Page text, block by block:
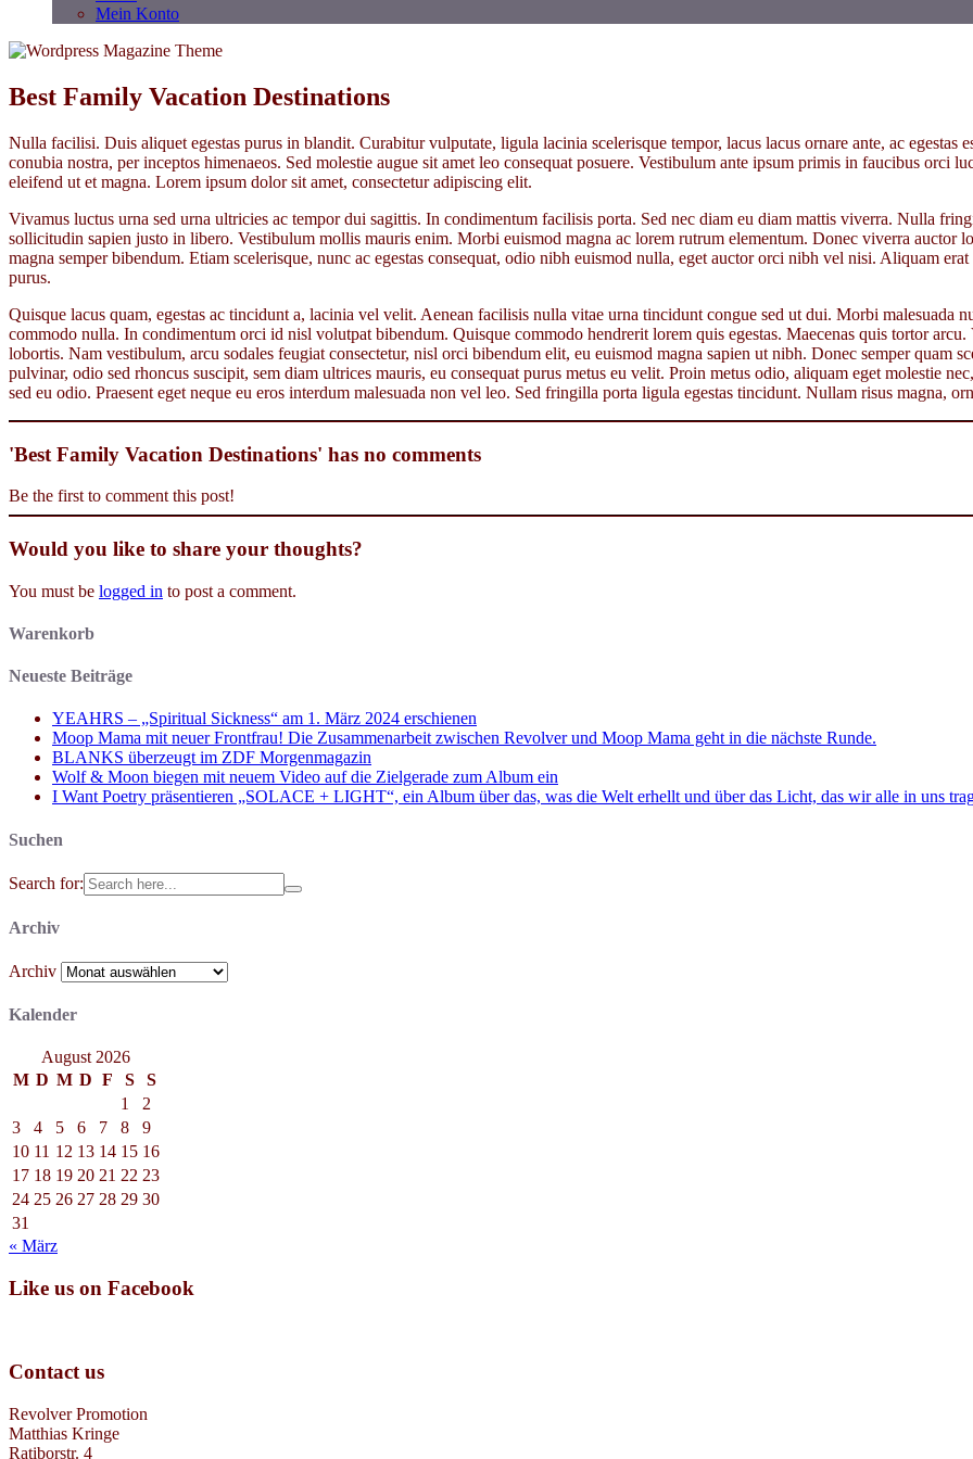
Mein Konto
Best Family Vacation Destinations
Nulla facilisi. Duis aliquet egestas purus in blandit. Curabitur vulputate, ligula lacinia scelerisque tempor, lacus lacus ornare ante, ac egestas
conubia nostra, per inceptos himenaeos. Sed molestie augue sit amet leo consequat posuere. Vestibulum ante ipsum primis in faucibus orci
eleifend ut et magna. Lorem ipsum dolor sit amet, consectetur adipiscing elit.
Vivamus luctus urna sed urna ultricies ac tempor dui sagittis. In condimentum facilisis porta. Sed nec diam eu diam mattis viverra. Nulla
sollicitudin sapien justo in libero. Vestibulum mollis mauris enim. Morbi euismod magna ac lorem rutrum elementum. Donec viverra auctor
magna semper bibendum. Etiam scelerisque, nunc ac egestas consequat, odio nibh euismod nulla, eget auctor orci nibh vel nisi. Aliquam
purus.
Quisque lacus quam, egestas ac tincidunt a, lacinia vel velit. Aenean facilisis nulla vitae urna tincidunt congue sed ut dui. Morbi
commodo nulla. In condimentum orci id nisl volutpat bibendum. Quisque commodo hendrerit lorem quis egestas. Maecenas quis tortor
lobortis. Nam vestibulum, arcu sodales feugiat consectetur, nisl orci bibendum elit, eu euismod magna sapien ut nibh. Donec semper quam
pulvinar, odio sed rhoncus suscipit, sem diam ultrices mauris, eu consequat purus metus eu velit. Proin metus odio, aliquam eget molestie
sed eu odio. Praesent eget neque eu eros interdum malesuada non vel leo. Sed fringilla porta ligula egestas tincidunt. Nullam risus magna,
'Best Family Vacation Destinations' has no comments
Be the first to comment this post!
Would you like to share your thoughts?
You must be logged in to post a comment.
Warenkorb
Neueste Beiträge
YEAHRS – „Spiritual Sickness“ am 1. März 2024 erschienen
Moop Mama mit neuer Frontfrau! Die Zusammenarbeit zwischen Revolver und Moop Mama geht in die nächste Runde.
BLANKS überzeugt im ZDF Morgenmagazin
Wolf & Moon biegen mit neuem Video auf die Zielgerade zum Album ein
I Want Poetry präsentieren „SOLACE + LIGHT“, ein Album über das, was die Welt erhellt und über das Licht, das wir alle in uns
Suchen
Search for:
Archiv
Archiv
Kalender
August 2026
M D M D F S
S
1
2
3
4 5 6 7 8
9
10 11 12 13 14 15 16
17 18 19 20 21 22 23
24 25 26 27 28 29 30
31
« März
Like us on Facebook
Contact us
Revolver Promotion
Matthias Kringe
Ratiborstr. 4